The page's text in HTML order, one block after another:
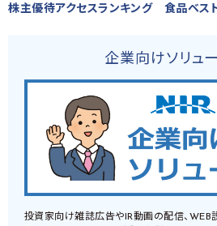
株主優待アクセスランキング 食品ベス
企業向けソリュ
投資家向け雑誌広告やIR動画の配信、WEB